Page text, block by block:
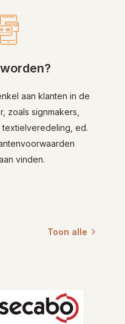
aan klanten in de
zoals signmakers,
ed.
vinden.
Toon alle